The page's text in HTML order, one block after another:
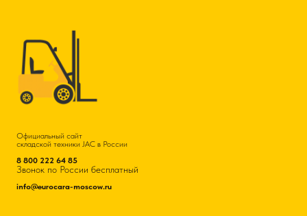
Официальный сайт
складской техники JAC в России
8 800 222 64 85
Звонок по России бесплатный
info@eurocara-moscow.ru